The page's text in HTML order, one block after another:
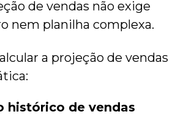
de vendas não exige
nem planilha complexa.
a projeção de vendas
histórico de vendas